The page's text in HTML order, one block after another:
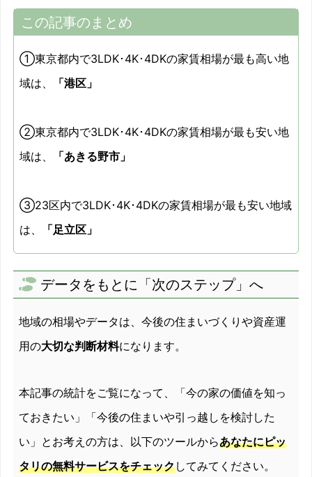
この記事のまとめ
①東京都内で3LDK･4K･4DKの家賃相場が最も高い地
域は、
「港区」
②東京都内で3LDK･4K･4DKの家賃相場が最も安い地
域は、
「あきる野市」
③23区内で3LDK･4K･4DKの家賃相場が最も安い地域
は、
「足立区」
データをもとに「次のステップ」へ
地域の相場やデータは、今後の住まいづくりや資産運
用の大切な判断材料になります。
本記事の統計をご覧になって、「今の家の価値を知っ
ておきたい」「今後の住まいや引っ越しを検討した
い」とお考えの方は、以下のツールからあなたにピッ
タリの無料サービスをチェックしてみてください。